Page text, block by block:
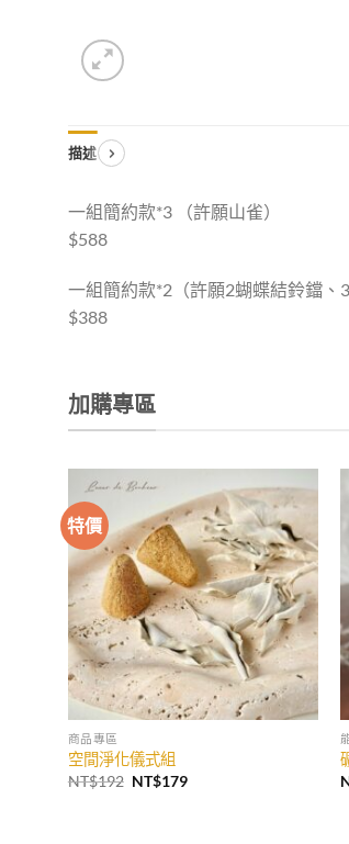
描述
一組簡約款*3 （許願山雀）
$588
一組簡約款*2（許願2蝴蝶結鈴鐺、3
$388
加購專區
特價
商品專區
空間淨化儀式組
NT$192 原
NT$179目